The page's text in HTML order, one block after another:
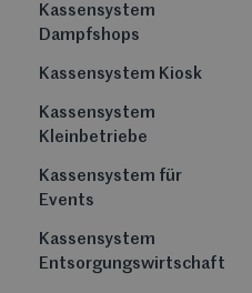
Kassensystem
Dampfshops
Kassensystem Kiosk
Kassensystem
Kleinbetriebe
Kassensystem für
Events
Kassensystem
Entsorgungswirtschaft